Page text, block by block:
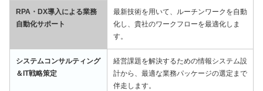
RPA・DX導入による業務
自動化サポート
最新技術を用いて、ルーチンワークを自動
化し、貴社のワークフローを最適化しま
す。
システムコンサルティング
＆IT戦略策定
経営課題を解決するための情報システム設
計から、最適な業務パッケージの選定まで
伴走します。